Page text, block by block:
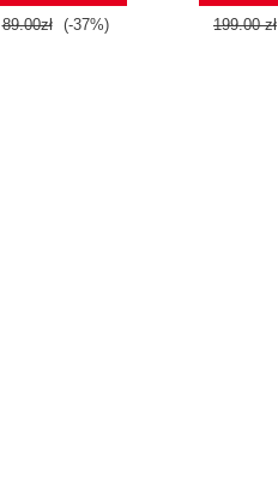
89.00zł (-37%) 199.00 zł